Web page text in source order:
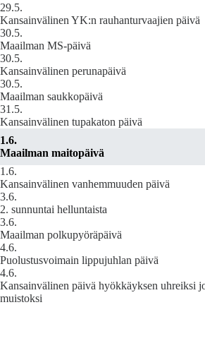
29.5.
Kansainvälinen YK:n rauhanturvaajien päivä
30.5.
Maailman MS-päivä
30.5.
Kansainvälinen perunapäivä
30.5.
Maailman saukkopäivä
31.5.
Kansainvälinen tupakaton päivä
1.6.
Maailman maitopäivä
1.6.
Kansainvälinen vanhemmuuden päivä
3.6.
2. sunnuntai helluntaista
3.6.
Maailman polkupyöräpäivä
4.6.
Puolustusvoimain lippujuhlan päivä
4.6.
Kansainvälinen päivä hyökkäyksen uhreiksi
muistoksi